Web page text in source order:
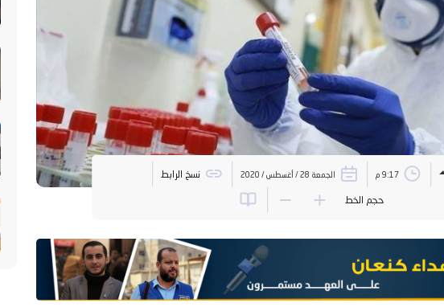
9:17 م الجمعة 28 / أغسطس / 2020 نسخ الرابط
حجم الخط